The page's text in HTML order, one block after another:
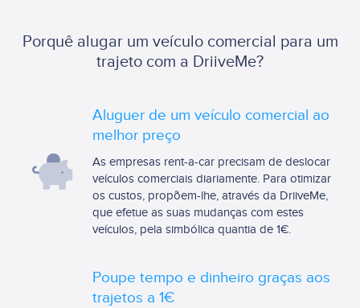
Porquê alugar um veículo comercial para um
trajeto com a DriiveMe?
Aluguer de um veículo comercial ao
melhor preço
As empresas rent-a-car precisam de deslocar
veículos comerciais diariamente. Para otimizar
os custos, propõem-lhe, através da DriiveMe,
que efetue as suas mudanças com estes
veículos, pela simbólica quantia de 1€.
Poupe tempo e dinheiro graças aos
trajetos a 1€